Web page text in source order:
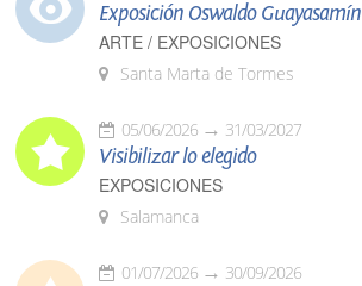
Exposición Oswaldo Guayasamín
ARTE / EXPOSICIONES
Santa Marta de Tormes
05/06/2026 31/03/2027
Visibilizar lo elegido
EXPOSICIONES
Salamanca
01/07/2026 30/09/2026